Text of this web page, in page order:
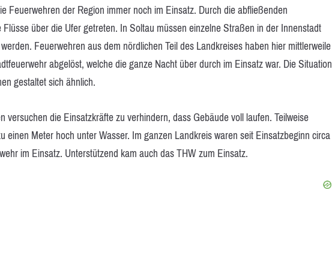
Feuerwehren der Region immer noch im Einsatz. Durch die abfließenden
über die Ufer getreten. In Soltau müssen einzelne Straßen in der Innenstadt
Feuerwehren aus dem nördlichen Teil des Landkreises haben hier mittlerweile
abgelöst, welche die ganze Nacht über durch im Einsatz war. Die Situation
gestaltet sich ähnlich.
versuchen die Einsatzkräfte zu verhindern, dass Gebäude voll laufen. Teilweise
einen Meter hoch unter Wasser. Im ganzen Landkreis waren seit Einsatzbeginn circa
im Einsatz. Unterstützend kam auch das THW zum Einsatz.